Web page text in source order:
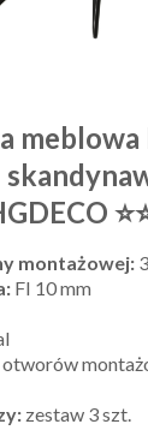
meblowa
montażowej:
FI 10 mm
otworów
zestaw 3 szt.